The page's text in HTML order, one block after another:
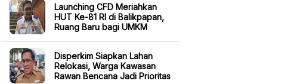
Launching CFD Meriahkan
HUT Ke-81 RI di Balikpapan,
Ruang Baru bagi UMKM
Disperkim Siapkan Lahan
Relokasi, Warga Kawasan
Rawan Bencana Jadi Prioritas